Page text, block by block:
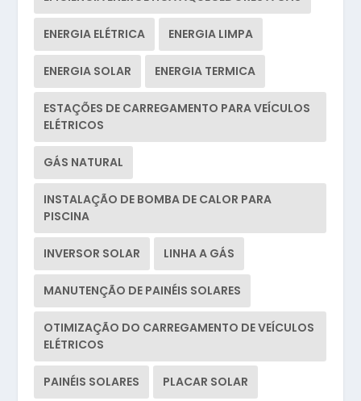
ENERGIA ELÉTRICA ENERGIA LIMPA
ENERGIA SOLAR ENERGIA TERMICA
ESTAÇÕES DE CARREGAMENTO PARA VEÍCULOS
ELÉTRICOS
GÁS NATURAL
INSTALAÇÃO DE BOMBA DE CALOR PARA
PISCINA
INVERSOR SOLAR LINHA A GÁS
MANUTENÇÃO DE PAINÉIS SOLARES
OTIMIZAÇÃO DO CARREGAMENTO DE VEÍCULOS
ELÉTRICOS
PAINÉIS SOLARES PLACAR SOLAR